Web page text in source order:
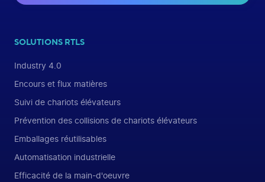
SOLUTIONS RTLS
Industry 4.0
Encours et flux matières
Suivi de chariots élévateurs
Prévention des collisions de chariots élévateurs
Emballages réutilisables
Automatisation industrielle
Efficacité de la main-d'oeuvre